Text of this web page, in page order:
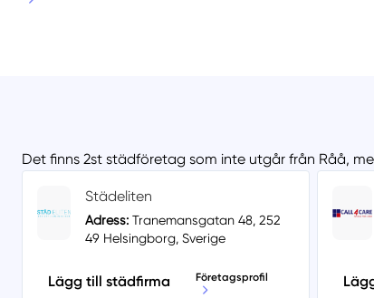
Det finns 2st städföretag som inte utgår från Råå,
Städeliten
Adress:Tranemansgatan 48, 252
49 Helsingborg, Sverige
Lägg till städfirma Företagsprofil